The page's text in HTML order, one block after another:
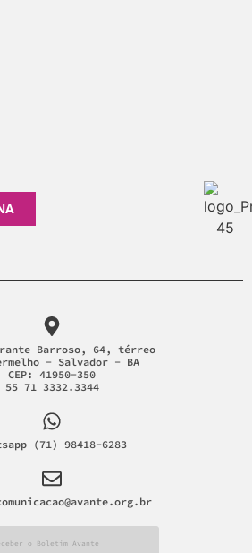
Barroso, 64, térreo
- Salvador - BA
CEP: 41950-350
55 71 3332.3344
(71) 98418-6283